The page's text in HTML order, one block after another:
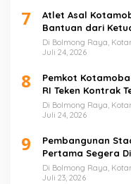
7
Atlet Asal
Bantuan dari
Di Bolmong Raya,
Juli 24, 2026
8
Pemkot
RI Teken Kontrak
Di Bolmong Raya,
Juli 24, 2026
9
Pembangunan
Pertama Segera
Di Bolmong Raya,
Juli 23, 2026